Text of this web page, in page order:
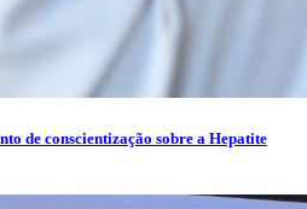
de conscientização sobre a Hepatite